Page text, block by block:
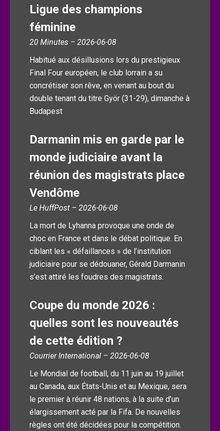
Ligue des champions
féminine
20 Minutes – 2026-06-08
Habitué aux désillusions lors du prestigieux
Final Four européen, le club lorrain a su
concrétiser son rêve, en venant au bout du
double tenant du titre Györ (31-29), dimanche à
Budapest
Darmanin mis en garde par le
monde judiciaire avant la
réunion des magistrats place
Vendôme
Le HuffPost – 2026-06-08
La mort de Lyhanna provoque une onde de
choc en France et dans le débat politique. En
ciblant les « défaillances » de l’institution
judiciaire pour se dédouaner, Gérald Darmanin
s’est attiré les foudres des magistrats.
Coupe du monde 2026 :
quelles sont les nouveautés
de cette édition ?
Courrier International – 2026-06-08
Le Mondial de football, du 11 juin au 19 juillet
au Canada, aux États-Unis et au Mexique, sera
le premier à réunir 48 nations, à la suite d’un
élargissement acté par la Fifa. De nouvelles
règles ont été décidées pour la compétition.